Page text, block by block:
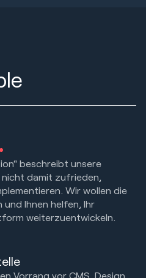
beschreibt unsere
damit zufrieden,
Wir wollen die
Ihnen helfen, Ihr
weiterzuentwickeln.
Vorrang vor CMS, Design